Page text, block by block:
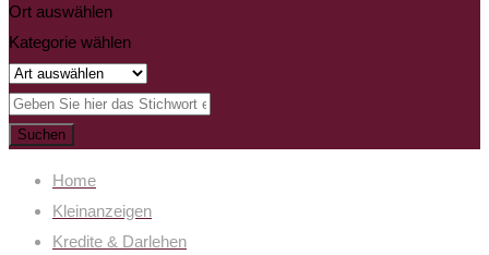
Ort auswählen
Kategorie wählen
Suchen
Home
Kleinanzeigen
Kredite & Darlehen